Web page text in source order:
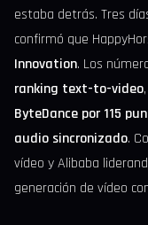
estaba detrás. Tres
confirmó que
Innovation. Los
ranking text-to-video
ByteDance por 115
audio sincronizado.
vídeo y Alibaba
generación de vídeo